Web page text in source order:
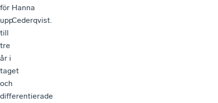
för
upp
till
tre
år i
taget
och
differentierade
Hanna
Cederqvist.